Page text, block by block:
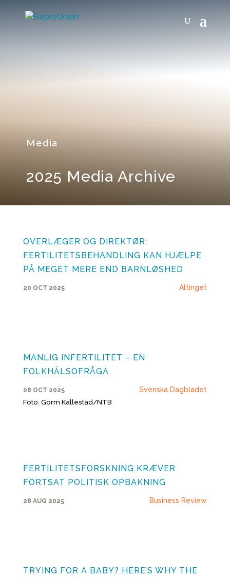
Media
2025 Media Archive
OVERLÆGER OG DIREKTØR:
FERTILITETSBEHANDLING KAN HJÆLPE
PÅ MEGET MERE END BARNLØSHED
20 OCT 2025 Altinget
MANLIG INFERTILITET – EN
FOLKHÄLSOFRÅGA
08 OCT 2025
Svenska Dagbladet
Foto: Gorm Kallestad/NTB
FERTILITETSFORSKNING KRÆVER
FORTSAT POLITISK OPBAKNING
28 AUG 2025 Business Review
TRYING FOR A BABY? HERE’S WHY THE